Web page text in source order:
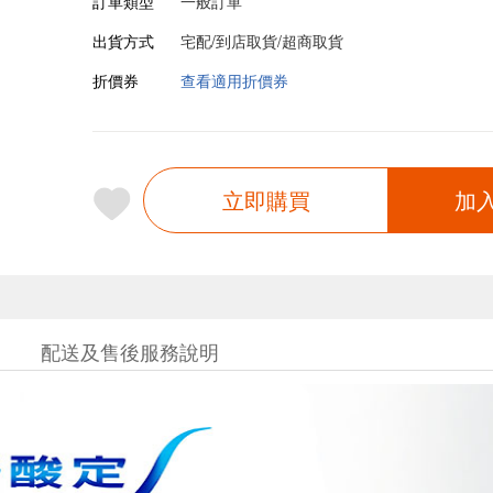
出貨方式
宅配/到店取貨/超商取貨
折價券
查看適用折價券
立即購買 加
配送及售後服務說明